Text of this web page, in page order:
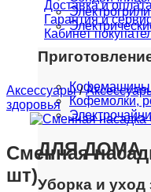
Электрогрили
Кофемашины
Кофемолки,
ДЛЯ ДОМА
Уборка и уход
Доставка и
Гарантия и
Кабинет
Аксессуары /
здоровья
Сменная
шт)